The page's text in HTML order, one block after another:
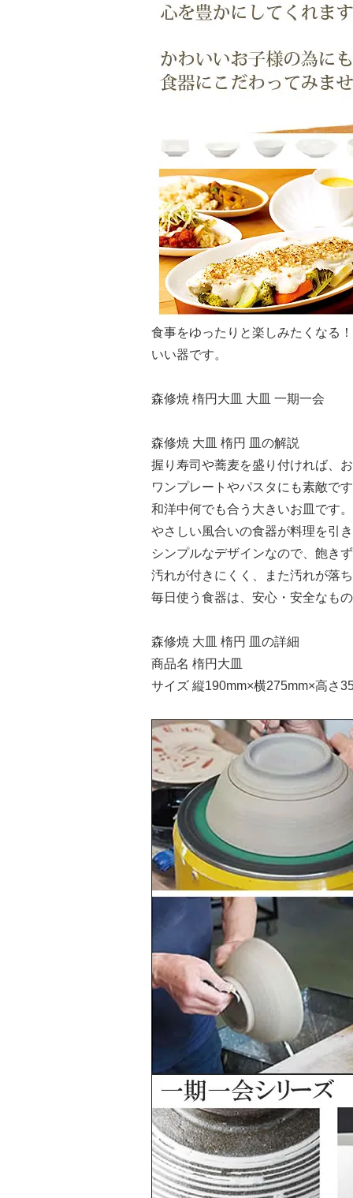
食事をゆったりと楽しみたくなる
いい器です。
森修焼 楕円大皿 大皿 一期一会
森修焼 大皿 楕円 皿の解説
握り寿司や蕎麦を盛り付ければ、
ワンプレートやパスタにも素敵で
和洋中何でも合う大きいお皿です。
やさしい風合いの食器が料理を引
シンプルなデザインなので、飽き
汚れが付きにくく、また汚れが落
毎日使う食器は、安心・安全なも
森修焼 大皿 楕円 皿の詳細
商品名 楕円大皿
サイズ 縦190mm×横275mm×高さ